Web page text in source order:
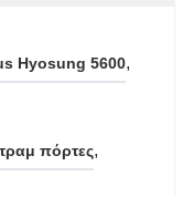
Hyosung 5600,
πόρτες,